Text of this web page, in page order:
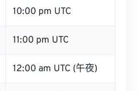
10:00 pm UTC
11:00 pm UTC
12:00 am UTC (午夜)